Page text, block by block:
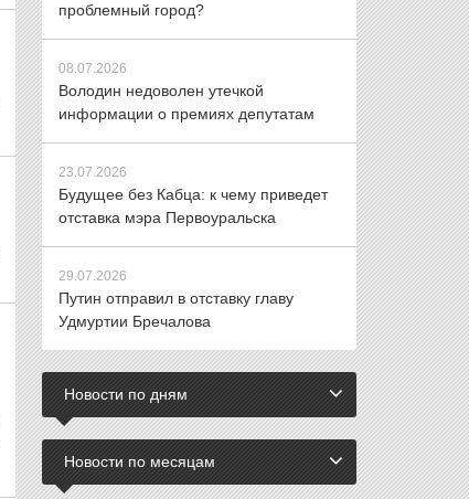
проблемный город?
08.07.2026
Володин недоволен утечкой
информации о премиях депутатам
23.07.2026
Будущее без Кабца: к чему приведет
отставка мэра Первоуральска
29.07.2026
Путин отправил в отставку главу
Удмуртии Бречалова
Новости по дням
Новости по месяцам